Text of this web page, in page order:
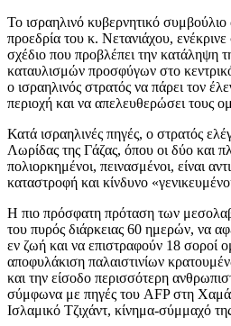
Το ισραηλινό κυβερνητικό
προεδρία του κ. Νετανιάχου,
σχέδιο που προβλέπει την κατάληψη
καταυλισμών προσφύγων στο
ο ισραηλινός στρατός να πάρει τον
περιοχή και να απελευθερώσει τους
Κατά ισραηλινές πηγές, ο στρατός
Λωρίδας της Γάζας, όπου οι δύο και
πολιορκημένοι, πεινασμένοι, είναι
καταστροφή και κίνδυνο
Η πιο πρόσφατη πρόταση των
του πυρός διάρκειας 60 ημερών, να
εν ζωή και να επιστραφούν 18 σοροί
αποφυλάκιση παλαιστινίων
και την είσοδο περισσότερη
σύμφωνα με πηγές του AFP στη
Ισλαμικό Τζιχάντ, κίνημα-σύμμαχό